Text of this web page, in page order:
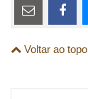
Estes
links
são
esta
esta
Voltar ao topo